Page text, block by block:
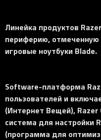
Линейка продуктов
периферию,
игровые ноутбуки Blade.
Software-платформа
пользователей и
(Интернет Вещей), Razer
система для настройки
(программа для